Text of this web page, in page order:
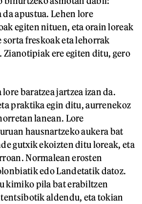
apustua. Lehen lore
egiten nituen, eta orain loreak
sorta freskoak eta lehorrak
Zianotipiak ere egiten ditu, gero
baratzea jartzea izan da.
praktika egin ditu, aurrenekoz
lanean. Lore
hausnartzeko aukera bat
gutxik ekoizten ditu loreak, eta
Normalean erosten
edo Landetatik datoz.
kimiko pila bat erabiltzen
aldendu, eta tokian